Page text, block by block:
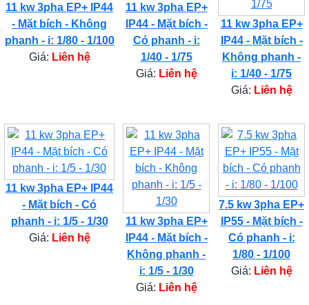
11 kw 3pha EP+ IP44
- Mặt bích - Không
phanh - i: 1/80 - 1/100
Giá: Liên hệ
11 kw 3pha EP+
IP44 - Mặt bích -
Có phanh - i:
1/40 - 1/75
Giá: Liên hệ
11 kw 3pha EP+
IP44 - Mặt bích -
Không phanh -
i: 1/40 - 1/75
Giá: Liên hệ
11 kw 3pha EP+ IP44
- Mặt bích - Có
phanh - i: 1/5 - 1/30
Giá: Liên hệ
11 kw 3pha EP+
IP44 - Mặt bích -
Không phanh -
i: 1/5 - 1/30
Giá: Liên hệ
7.5 kw 3pha EP+
IP55 - Mặt bích -
Có phanh - i:
1/80 - 1/100
Giá: Liên hệ